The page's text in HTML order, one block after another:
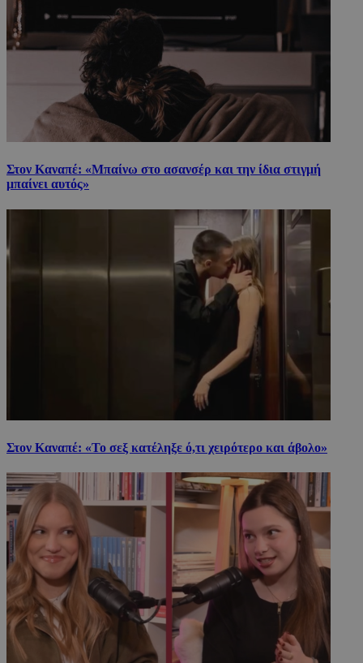
Στον Καναπέ: «Μπαίνω στο ασανσέρ και την ίδια στιγμή
μπαίνει αυτός»
Στον Καναπέ: «Το σεξ κατέληξε ό,τι χειρότερο και άβολο»